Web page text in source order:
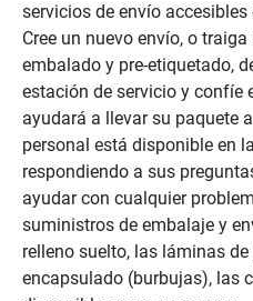
servicios de envío
Cree un nuevo envío, o
embalado y pre-etiquetado,
estación de servicio y confíe
ayudará a llevar su paquete
personal está disponible en
respondiendo a sus
ayudar con cualquier
suministros de embalaje y
relleno suelto, las láminas
encapsulado (burbujas), las